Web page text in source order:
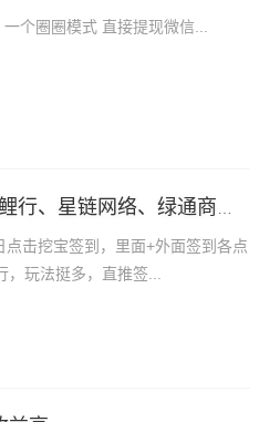
个圈圈模式 直接提现微信...
击挖宝签到，里面+外面签到各点
，玩法挺多，直推签...